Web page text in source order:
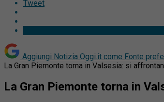
Tweet
Aggiungi Notizia Oggi.it come Fonte
La Gran Piemonte torna in Valsesia: si
La Gran Piemonte torna in